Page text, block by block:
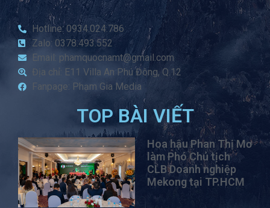
Hotline: 0934.024.786
Zalo: 0378.493.552
Email: phamquocnamt@gmail.com
Địa chỉ: E11 Villa An Phú Đông, Q.12
Fanpage: Phạm Gia Media
TOP BÀI VIẾT
Hoa hậu Phan Thị Mơ
làm Phó Chủ tịch
CLB Doanh nghiệp
Mekong tại TP.HCM